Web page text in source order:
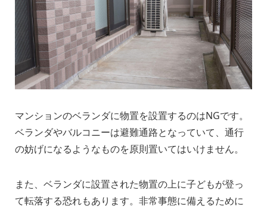
マンションのベランダに物置を設置するのはNGです。
ベランダやバルコニーは避難通路となっていて、通行
の妨げになるようなものを原則置いてはいけません。
また、ベランダに設置された物置の上に子どもが登っ
て転落する恐れもあります。非常事態に備えるために